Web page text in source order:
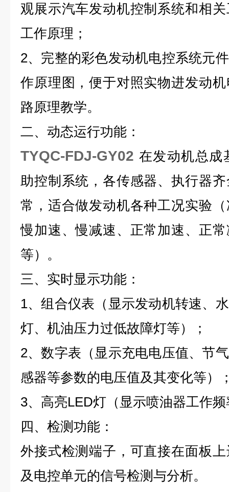
观展示汽车发动机控制系统和相
工作原理；
2、完整的彩色发动机电控系统元
作原理图，便于对照实物进发动
路原理教学。
二、动态运行功能：
TYQC-FDJ-GY02 在发动机总成
助控制系统，各传感器、执行器
常，适合做发动机各种工况实验
慢加速、慢减速、正常加速、正
等）。
三、实时显示功能：
1、组合仪表（显示发动机转速、
灯、机油压力过低故障灯等）；
2、数字表（显示充电电压值、节
感器等参数的电压值及其变化等）
3、高亮LED灯（显示喷油器工作
四、检测功能：
外接式检测端子，可直接在面板
及电控单元的信号检测与分析。